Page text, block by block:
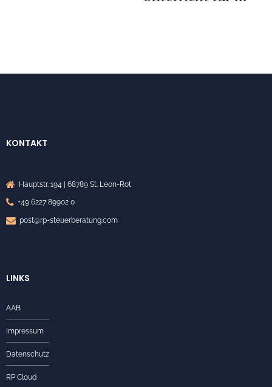
KONTAKT
Hauptstr. 194 | 68789 St. Leon-Rot
+49 6227 89902 0
post@rp-steuerberatung.com
LINKS
AAB
Impressum
Datenschutz
RP Cloud